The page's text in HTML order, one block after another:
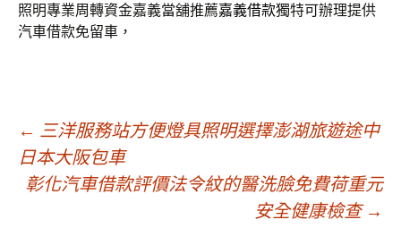
照明專業周轉資金嘉義當舖推薦嘉義借款獨特可辦理提供
汽車借款免留車，
文
章
← 三洋服務站方便燈具照明選擇澎湖旅遊途中
日本大阪包車
彰化汽車借款評價法令紋的醫洗臉免費荷重元
安全健康檢查 →